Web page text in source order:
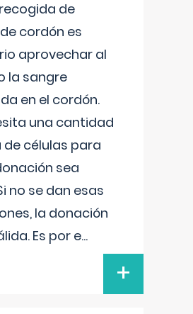
de
cordón es
aprovechar al
la sangre
en el cordón.
una cantidad
células para
sea
no se dan esas
la donación
Es por e...
+